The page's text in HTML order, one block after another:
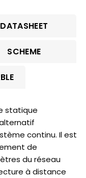
DATASHEET
SCHEME
statique
continu. Il est
de
du réseau
à distance